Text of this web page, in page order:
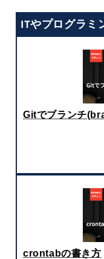
ITやプログラミ
Gitでブランチ
crontabの書き方